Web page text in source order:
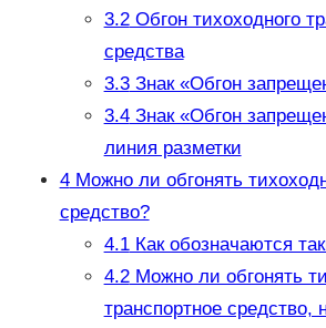
3.2Обгон тихоходного
средства
3.3Знак «Обгон
3.4Знак «Обгон
линия разметки
4Можно ли обгонять
средство?
4.1Как обозначаются
4.2Можно ли обгонять
транспортное